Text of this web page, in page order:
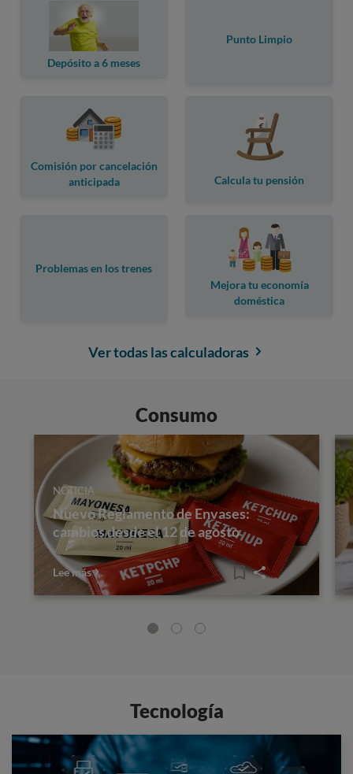
Depósito a 6 meses
Punto Limpio
Comisión por cancelación
anticipada
Calcula tu pensión
Problemas en los trenes
Mejora tu economía
doméstica
Ver todas las calculadoras
Consumo
NOTICIA
Nuevo Reglamento de Envases:
cambios desde el 12 de agosto
Lee más
Tecnología